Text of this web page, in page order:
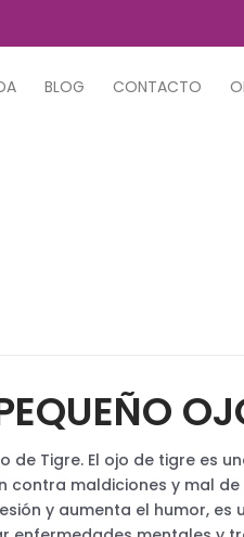
BLOG CONTACTO
de Tigre. El ojo de tigre es
contra maldiciones y mal
y aumenta el humor, es